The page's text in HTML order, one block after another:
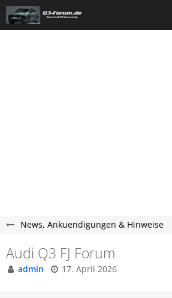
News, Ankuendigungen & Hinweise
Audi Q3 FJ Forum
admin 17. April 2026